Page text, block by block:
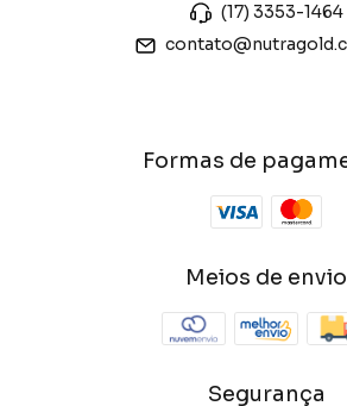
(17) 3353-1464
Formas de
Meios de envio
Segurança